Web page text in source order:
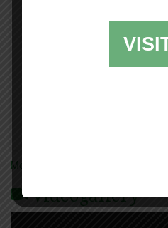
Mostra tutte le locandine
Videogallery